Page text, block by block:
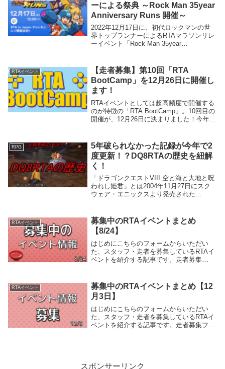
ーによる祭典 ～Rock Man 35year
Anniversary Runs 開催～
2022年12月17日に、初代ロックマンの世
界トップランナーによるRTAマラソンリレ
ーイベント「Rock Man 35year
2022年は35周年...
RTAイベント
【走者募集】第10回「RTA
BootCamp」を12月26日に開催し
ます！
RTAイベントとしては超高頻度で開催する
のが特徴の「RTA BootCamp」。10回目の
開催が、12月26日に決まりました！今年最
すね。このページでは、...
RPG
5年破られなかった記録が今年で2
度更新！？DQ8RTAの歴史を紐解
く！
「ドラゴンクエストVIII 空と海と大地と呪
われし姫君」とは2004年11月27日にスク
ウェア・エニックスより発売された
ズのナンバリングタイトルとして...
RTAイベント
募集中のRTAイベントまとめ
【8/24】
はじめにこちらのフォームからいただい
た、スタッフ・走者を募集しているRTAイ
ベントを紹介する記事です。走者募集
レイドリレーイベントです。開...
RTAイベント
募集中のRTAイベントまとめ【12
月3日】
はじめにこちらのフォームからいただい
た、スタッフ・走者を募集しているRTAイ
ベントを紹介する記事です。走者募集フリ
スポンサーリンク